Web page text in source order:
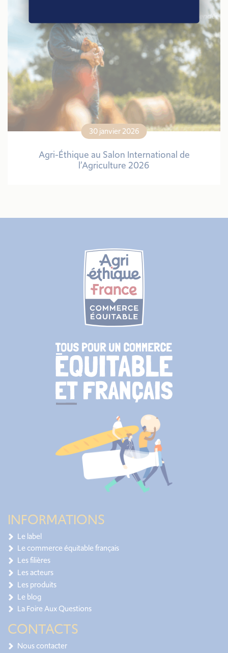
Agri-Éthique au Salon International de
l’Agriculture 2026
30 janvier 2026
INFORMATIONS
Le label
Le commerce équitable français
Les filières
Les acteurs
Les produits
Le blog
La Foire Aux Questions
CONTACTS
Nous contacter